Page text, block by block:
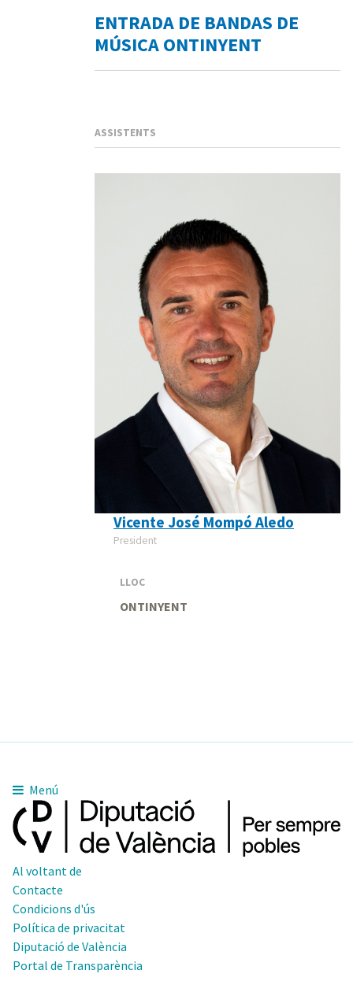
ENTRADA DE BANDAS DE
MÚSICA ONTINYENT
ASSISTENTS
Vicente José Mompó Aledo
President
LLOC
ONTINYENT
Menú
Al voltant de
Contacte
Condicions d'ús
Política de privacitat
Diputació de València
Portal de Transparència